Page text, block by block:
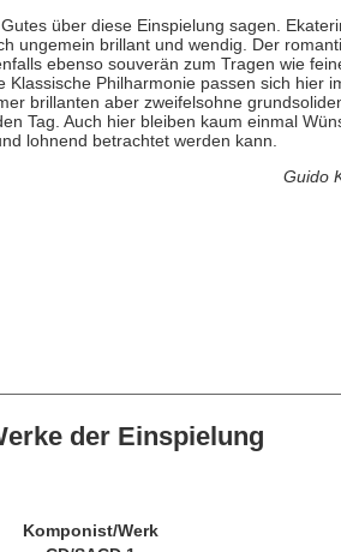
über diese Einspielung sagen.
ungemein brillant und wendig. Der
ebenso souverän zum Tragen wie
Klassische Philharmonie passen sich hier
brillanten aber zweifelsohne
Tag. Auch hier bleiben kaum einmal
lohnend betrachtet werden kann.
Guido
der Einspielung
Komponist/Werk